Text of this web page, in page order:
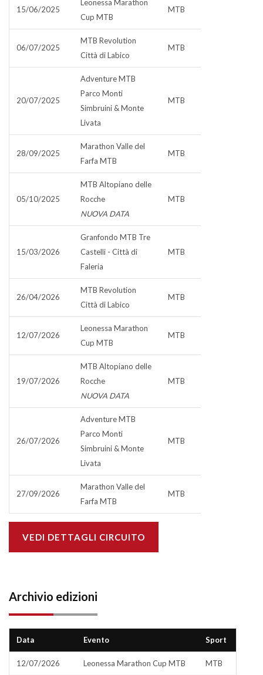
15/06/2025
Leonessa Marathon
Cup MTB
MTB
06/07/2025
MTB Revolution
Città di Labico
MTB
20/07/2025
Adventure MTB
Parco Monti
Simbruini & Monte
Livata
MTB
28/09/2025
Marathon Valle del
Farfa MTB
MTB
05/10/2025
MTB Altopiano delle
Rocche
NUOVA DATA
MTB
15/03/2026
Granfondo MTB Tre
Castelli - Città di
Faleria
MTB
26/04/2026
MTB Revolution
Città di Labico
MTB
12/07/2026
Leonessa Marathon
Cup MTB
MTB
19/07/2026
MTB Altopiano delle
Rocche
NUOVA DATA
MTB
26/07/2026
Adventure MTB
Parco Monti
Simbruini & Monte
Livata
MTB
27/09/2026
Marathon Valle del
Farfa MTB
MTB
VEDI DETTAGLI CIRCUITO
Archivio edizioni
Data Evento Sport
12/07/2026 Leonessa Marathon Cup MTB MTB